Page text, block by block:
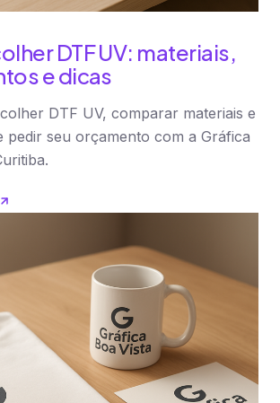
DTF UV: materiais,
e dicas
DTF UV, comparar materiais e
pedir seu orçamento com a Gráfica